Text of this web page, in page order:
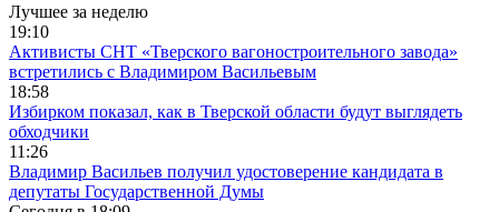
Лучшее за неделю
19:10
Активисты СНТ «Тверского вагоностроительного завода»
встретились с Владимиром Васильевым
18:58
Избирком показал, как в Тверской области будут выглядеть
обходчики
11:26
Владимир Васильев получил удостоверение кандидата в
депутаты Государственной Думы